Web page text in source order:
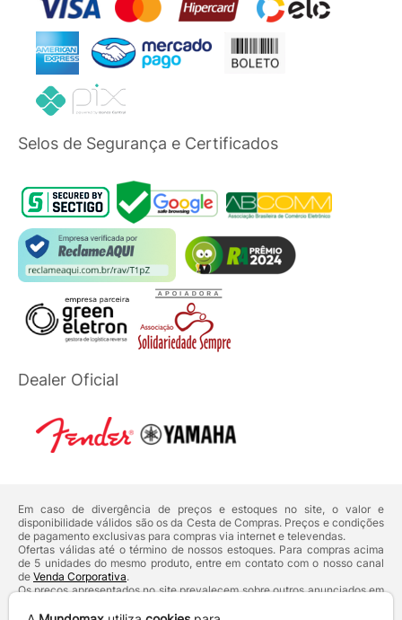
Selos de Segurança e Certificados
Dealer Oficial
Em caso de divergência de preços e estoques no site, o valor e
disponibilidade válidos são os da Cesta de Compras. Preços e condições
de pagamento exclusivas para compras via internet e televendas.
Ofertas válidas até o término de nossos estoques. Para compras acima
de 5 unidades do mesmo produto, entre em contato com o nosso canal
de Venda Corporativa.
Os preços apresentados no site prevalecem sobre outros anunciados em
Defesa do Consumidor:Lei nº 8.078.